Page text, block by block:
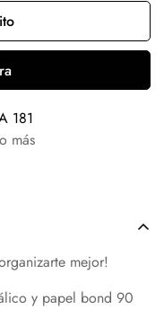
181
más
mejor!
y papel bond 90